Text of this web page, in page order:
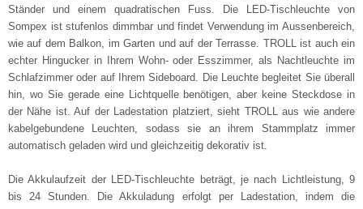
Ständer und einem quadratischen Fuss. Die LED-Tischleuchte von
Sompex ist stufenlos dimmbar und findet Verwendung im Aussenbereich,
wie auf dem Balkon, im Garten und auf der Terrasse. TROLL ist auch ein
echter Hingucker in Ihrem Wohn- oder Esszimmer, als Nachtleuchte im
Schlafzimmer oder auf Ihrem Sideboard. Die Leuchte begleitet Sie überall
hin, wo Sie gerade eine Lichtquelle benötigen, aber keine Steckdose in
der Nähe ist. Auf der Ladestation platziert, sieht TROLL aus wie andere
kabelgebundene Leuchten, sodass sie an ihrem Stammplatz immer
automatisch geladen wird und gleichzeitig dekorativ ist.
Die Akkulaufzeit der LED-Tischleuchte beträgt, je nach Lichtleistung, 9
bis 24 Stunden. Die Akkuladung erfolgt per Ladestation, indem die